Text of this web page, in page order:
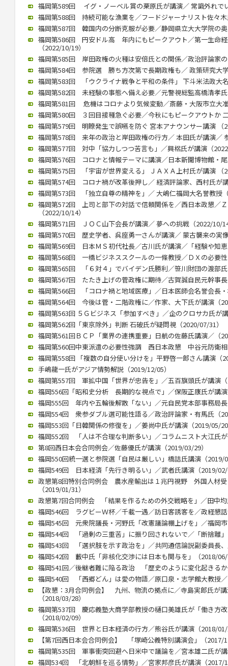
福岡第589回 イグ・ノーベル賞の栗原氏が講演／ 常識外れで
福岡第588回 持続可能な漁業を／フードジャーナリスト佐々
福岡第587回 韓国内の分断克服が必要／静岡県立大大学院の
福岡第586回 円安ドル高 年内にもピークアウト／第一生命
（2022/10/19）
福岡第585回 岸田政権の火種は安倍氏との関係／政治評論家
福岡第584回 参院選 勝ち方次第で長期政権も／ 政策研究大
福岡第583回 「ウクライナ戦争と平和の条件」 下斗米法政大
福岡第582回 未経験の事態へ備え必要／元警視総監高橋清孝
福岡第581回 危機はコロナより気候変動／斎藤・大阪市立大
福岡第580回 ３回目接種急ぐ必要／今秋にもピークアウトか
福岡第579回 明瞭発生で誤嚥を防ぐ 宮本アナウンサー講演 （
福岡第578回 来年の政治と岸田政権の行方／ 本田氏が講演／
福岡第577回 対中「協力しつつ苦言も」／興梠氏が講演（
福岡第576回 コロナと情報テーマに講演／日本新聞博物館・
福岡第575回 「宇宙が世界変える」 ＪＡＸＡ上村氏が講演 （
福岡第574回 コロナ禍が改革後押し／ 経済評論家、西村氏が
福岡第573回 「独立自尊の精神を」／ 大嶋仁福岡大名誉教授
福岡第572回 上司と部下の対話で信頼関係を／西日本政懇／
（2022/10/14）
福岡第571回 ＪＯＣ山下会長が講演／ 夢への挑戦（2022/10/
福岡第570回 歴史学者、呉座勇一さんが講演／ 蒙古襲来の実
福岡第569回 日本ＭＳ初代社長／古川氏が講演／「経験や知
福岡第568回 一橋ビジネススクールの一條教授／ＤＸの必要
福岡第565回 「６対４」でバイデン氏勝利／笹川財団の渡部
福岡第567回 たたき上げの菅政権に期待／古賀誠自民元幹事
福岡第566回 「コロナ禍と地域医療」／日本医師会名誉会長
福岡第564回 今後は菅・二階政権に／作家、大下氏が講演（
福岡第563回 ５Ｇビジネス「参加すべき」／企のクロサカ氏が
福岡第562回「東京除外」判断 石破氏が疑問視（2020/07/31）
福岡第561回ＢＣＰ「業界の連携重要」日航の佐藤氏講演／（
福岡第560回中東派遣の必要性強調 西日本政懇 中谷元防衛
福岡第558回 「複数の自分使い分けを」平野啓一郎さん講演（
手嶋龍一氏がアジア情勢解説（2019/12/05）
福岡第557回 軍拡中国「世界が忠告を」／五百旗頭氏が講演
福岡556回「昭和史分析 長期的な視点で」／保阪正康氏が講
福岡555回 年内や五輪後解散「ない」／元自民党本部事務局
福岡554回 衆参ダブル選可能性語る／政治評論家・有馬氏（
福岡553回「日韓関係の修復を」／姜尚中氏が講演（2019/05/
福岡552回 「人は不合理な判断多い」／コラムニスト大江氏
第8回西日本会合同例会／佐藤優氏が講演（2019/03/29）
福岡550回統一選と参院選「自民は厳しい」橋詰氏講演（2019/
福岡549回 日本経済「先行き明るい」／武者氏講演（2019/
政懇第8回特別合同例会 農水産輸出は１兆円視野 外国人材受
（2019/01/31）
政懇第7回合同例会 「結果を作るための外交戦略を」／田中
福岡546回 ラグビーＷ杯／千載一遇／訪日客誘客を／政経懇
福岡545回 元衆院議長・河野氏「改憲議論棚上げを」／福岡
福岡544回 「過剰の三重苦」に振り回されないで／「断捨離
福岡543回 「選択肢を示す政治を」／共同通信論説副委員長
福岡542回 藪中氏「非核化交渉には日本も関与を」（2018/
福岡541回／後継者難に陥る政治 「歴史のように変化起きる
福岡540回 「西郷どん」は愛の物語／原口泉・志学館大教授
【政懇：3月合同例会】 九州、物流の拠点に／寺島実郎氏が
（2018/03/28）
福岡第537回 慶応義塾大商学部教授の樋口美雄氏が「働き方
（2018/02/09）
福岡第536回 世界と日本経済の行方／熊谷氏が講演（2018/
【第7回西日本会合同例会】 「塚崎公義特別講演会」（2017/
福岡第535回 軍事衝突回避へ日米中で議論を／宮本雄二氏が
福岡534回 「北朝鮮を巡る情勢」／宮家邦彦氏が講演（2017/